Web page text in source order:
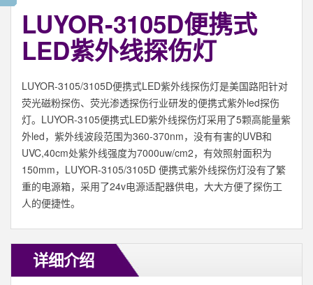
LUYOR-3105D便携式
LED紫外线探伤灯
LUYOR-3105/3105D便携式LED紫外线探伤灯是美国路阳针对
荧光磁粉探伤、荧光渗透探伤行业研发的便携式紫外led探伤
灯。LUYOR-3105便携式LED紫外线探伤灯采用了5颗高能量紫
外led，紫外线波段范围为360-370nm，没有有害的UVB和
UVC,40cm处紫外线强度为7000uw/cm2，有效照射面积为
150mm，LUYOR-3105/3105D 便携式紫外线探伤灯没有了繁
重的电源箱，采用了24v电源适配器供电，大大方便了探伤工
人的便捷性。
详细介绍